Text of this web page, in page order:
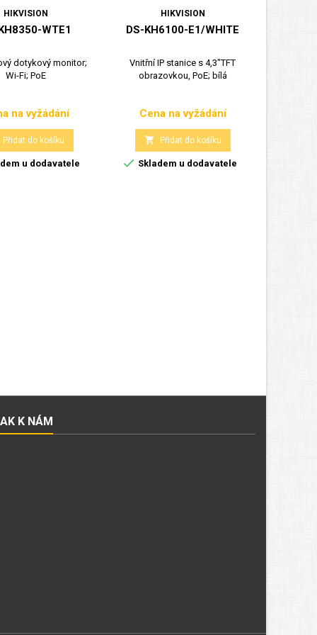
HIKVISION
WTE1
dotykový monitor;
Wi-Fi; PoE
Cena
na vyžádání
Přidat do košíku
u dodavatele
HIKVISION
DS-KH6100-E1/WHITE
Vnitřní IP stanice s 4,3"TFT
obrazovkou, PoE; bílá
Cena
Cena na vyžádání
 Přidat do košíku
 Skladem u dodavatele
K NÁM